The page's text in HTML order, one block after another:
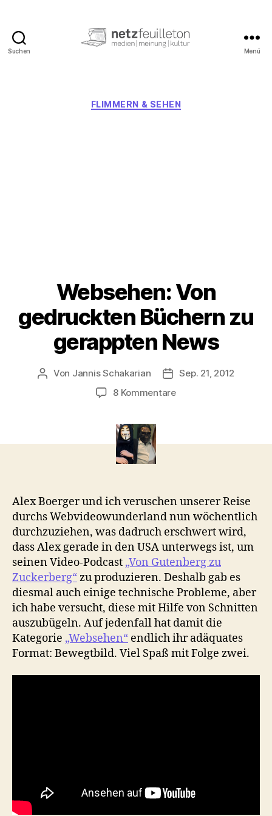
Suchen Menü
Kategorien
FLIMMERN & SEHEN
Websehen: Von
gedruckten Büchern zu
gerappten News
Beitragsautor
Von Jannis Schakarian
Sep. 21, 2012
8 Kommentarezu
Büchern
Alex Boerger und ich veruschen unserer Reise
durchs Webvideowunderland nun wöchentlich
durchzuziehen, was dadruch erschwert wird,
dass Alex gerade in den USA unterwegs ist, um
seinen Video-Podcast „Von Gutenberg zu
Zuckerberg“zu produzieren. Deshalb gab es
diesmal auch einige technische Probleme, aber
ich habe versucht, diese mit Hilfe von Schnitten
auszubügeln. Auf jedenfall hat damit die
Kategorie „Websehen“ endlich ihr adäquates
Format: Bewegtbild. Viel Spaß mit Folge zwei.